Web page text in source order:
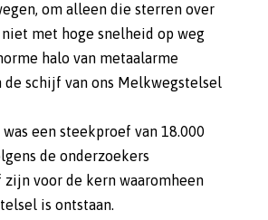
om alleen die sterren over
met hoge snelheid op weg
halo van metaalarme
de schijf van ons Melkwegstelsel
een steekproef van 18.000
de onderzoekers
voor de kern waaromheen
is ontstaan.